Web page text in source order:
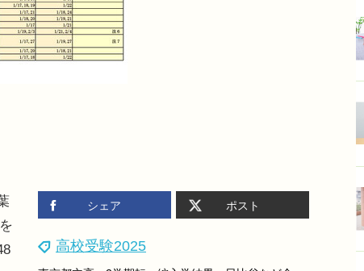
シェア ポスト
高校受験2025